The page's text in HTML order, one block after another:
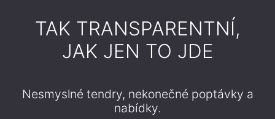
TAK TRANSPARENTNÍ,
JAK JEN TO JDE
Nesmyslné tendry, nekonečné poptávky a
nabídky.